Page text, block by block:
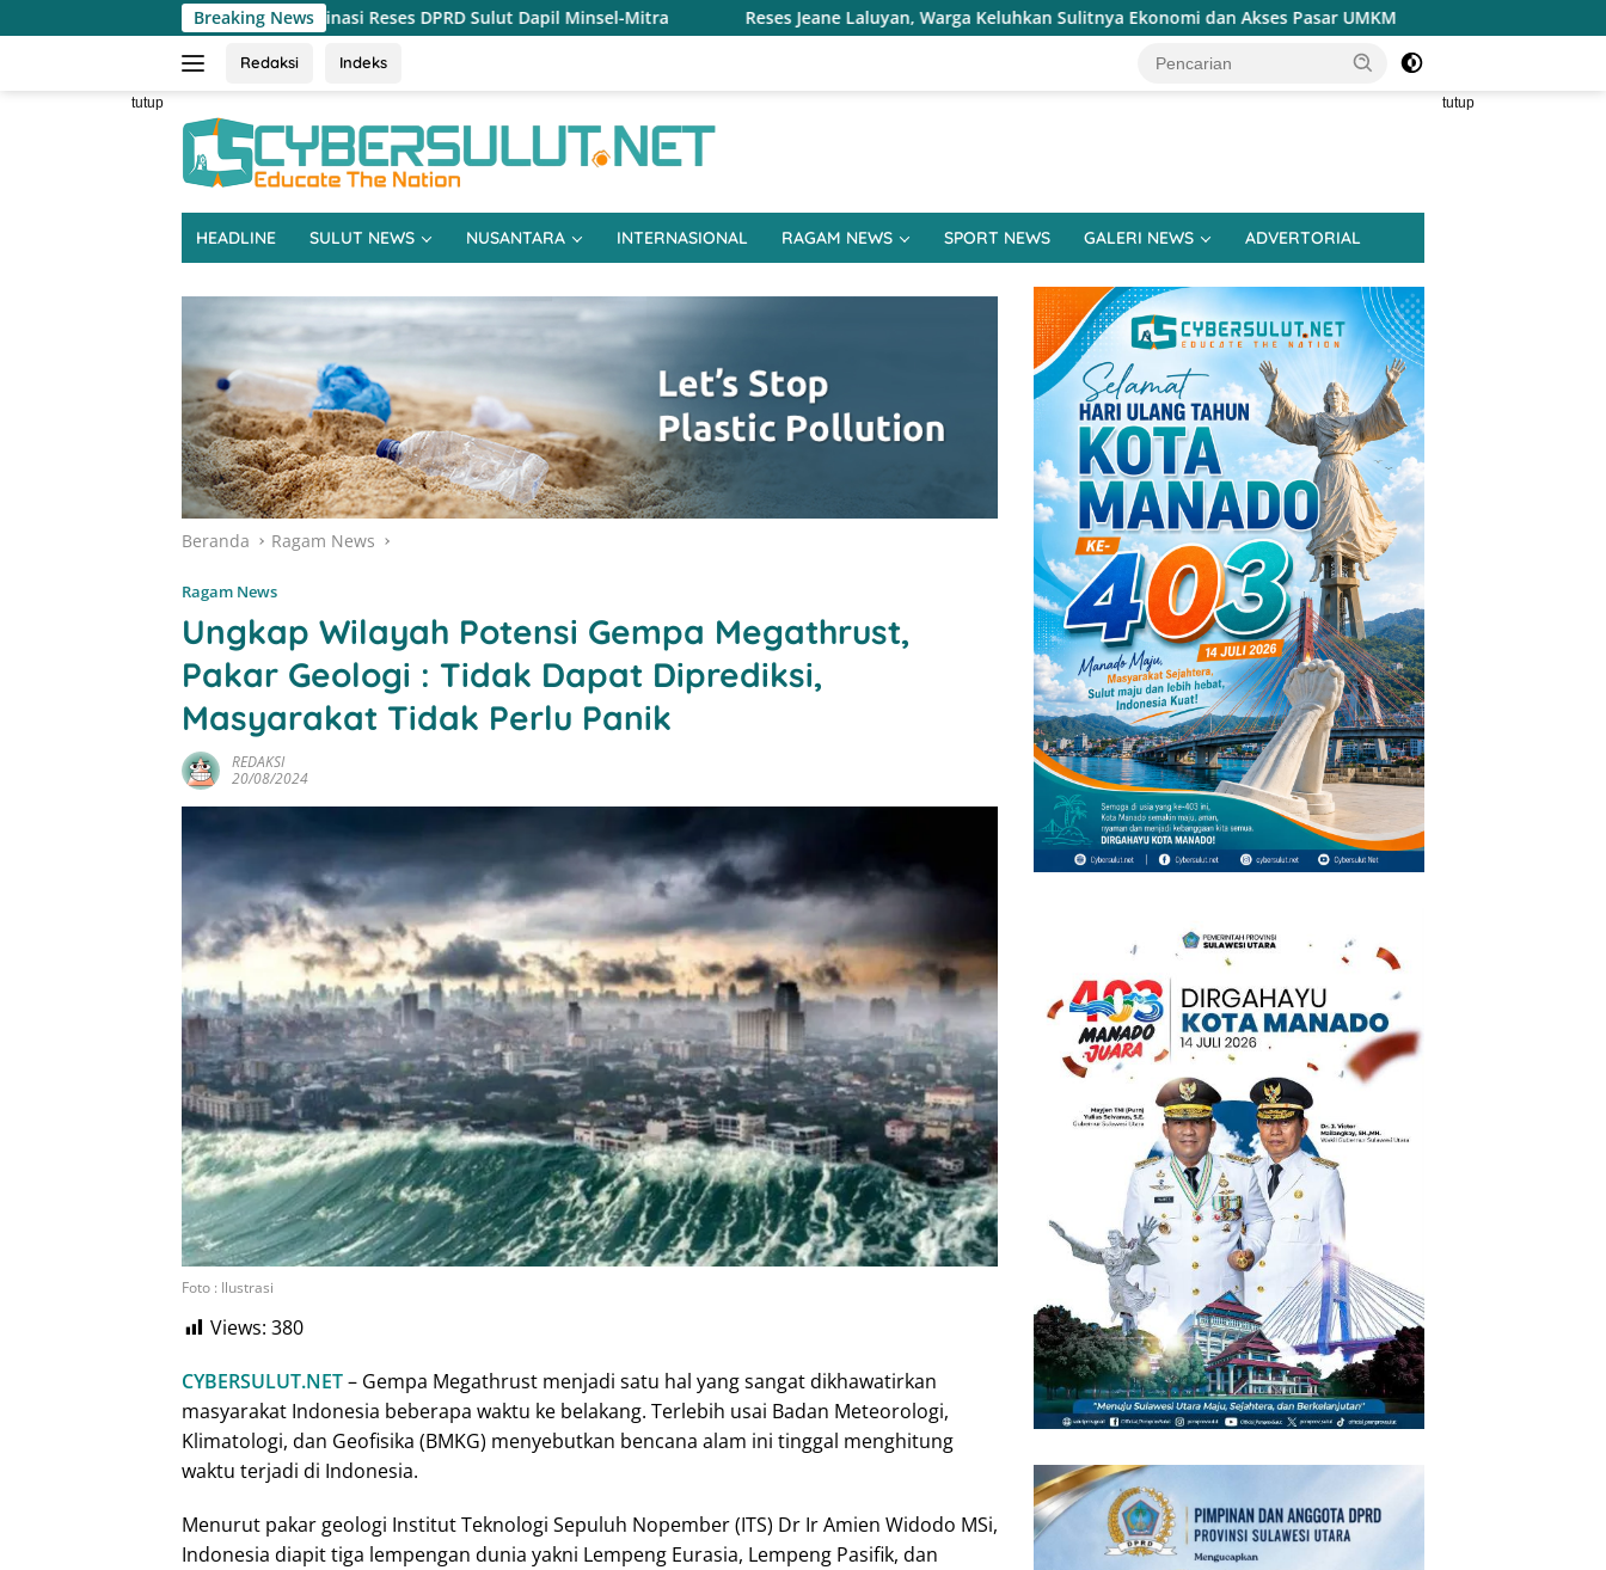
ke
Breaking News
Dominasi Reses DPRD Sulut Dapil Minsel-Mitra Reses Jeane Laluyan, Warga Keluhkan Sulitnya Ekonomi dan Akses Pasar UMKM Terapkan Reses Realistis Tanpa Obral
Redaksi Indeks
tutup tutup
HEADLINE SULUT NEWS NUSANTARA INTERNASIONAL RAGAM NEWS SPORT NEWS GALERI NEWS ADVERTORIAL
Beranda Ragam News
Ragam News
Ungkap Wilayah Potensi Gempa Megathrust,
Pakar Geologi : Tidak Dapat Diprediksi,
Masyarakat Tidak Perlu Panik
REDAKSI
20/08/2024
Foto : Ilustrasi
Views: 380
CYBERSULUT.NET– Gempa Megathrust menjadi satu hal yang sangat dikhawatirkan
masyarakat Indonesia beberapa waktu ke belakang. Terlebih usai Badan Meteorologi,
Klimatologi, dan Geofisika (BMKG) menyebutkan bencana alam ini tinggal menghitung
waktu terjadi di Indonesia.
Menurut pakar geologi Institut Teknologi Sepuluh Nopember (ITS) Dr Ir Amien Widodo MSi,
Indonesia diapit tiga lempengan dunia yakni Lempeng Eurasia, Lempeng Pasifik, dan